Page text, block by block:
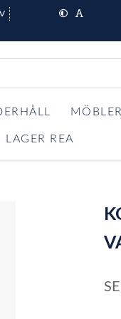
MÖBLER
LAGER REA